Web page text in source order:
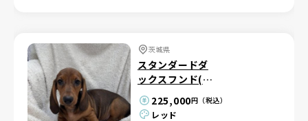
茨城県
スタンダードダ
ックスフンド(ス
ムース)225,000円（税込）
レッド